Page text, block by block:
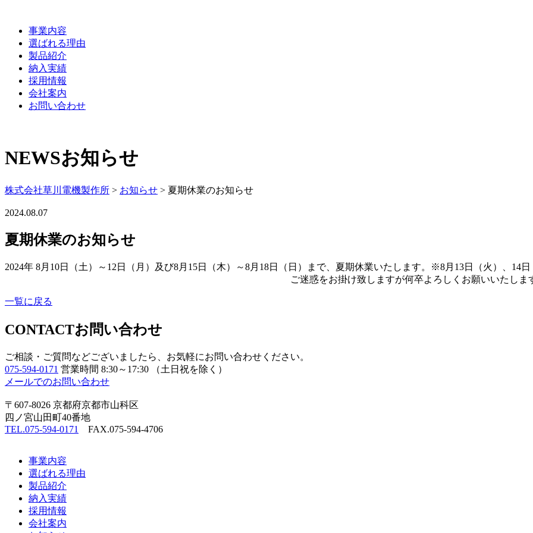
事業内容
選ばれる理由
製品紹介
納入実績
採用情報
会社案内
お問い合わせ
NEWSお知らせ
株式会社草川電機製作所 > お知らせ > 夏期休業のお知らせ
2024.08.07
夏期休業のお知らせ
2024年 8月10日（土）～12日（月）及び8月15日（木）～8月18日（日）まで、夏期休業いたします。※8月13日（火）
ご迷惑をお掛け致しますが何卒よろしくお願いいたします
一覧に戻る
CONTACTお問い合わせ
ご相談・ご質問などございましたら、お気軽にお問い合わせください。
075-594-0171 営業時間 8:30～17:30 （土日祝を除く）
メールでのお問い合わせ
〒607-8026 京都府京都市山科区
四ノ宮山田町40番地
TEL.075-594-0171
FAX.075-594-4706
事業内容
選ばれる理由
製品紹介
納入実績
採用情報
会社案内